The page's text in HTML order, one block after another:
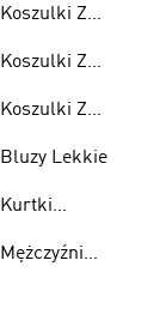
Koszulki Z
Męskie
Koszulki Z
Damska
Koszulki Z
Bluzy Lekkie
Kurtki
Mężczyźni